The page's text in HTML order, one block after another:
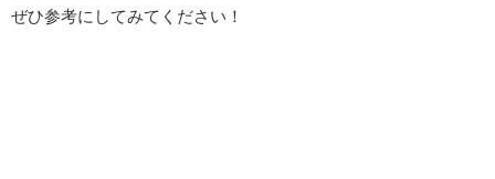
ぜひ参考にしてみてください！